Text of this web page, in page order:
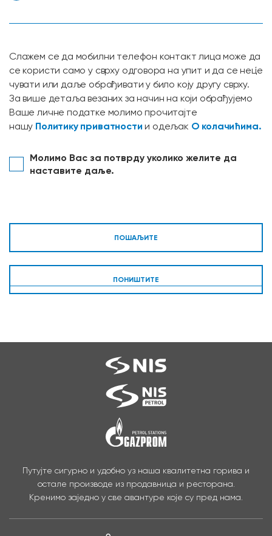
Слажем се да мобилни телефон контакт лица може да
се користи само у сврху одговора на упит и да се нец́е
чувати или даље обрађивати у било коју другу сврху.
За више детаља везаних за начин на који обрађујемо
Ваше личне податке молимо прочитајте
нашу Политику приватности и одељак О колачићима.
Молимо Вас за потврду уколико желите да
наставите даље.
ПОНИШТИТЕ
Путујте сигурно и удобно уз наша квалитетна горива и
остале производе из продавница и ресторана.
Кренимо заједно у све авантуре које су пред нама.